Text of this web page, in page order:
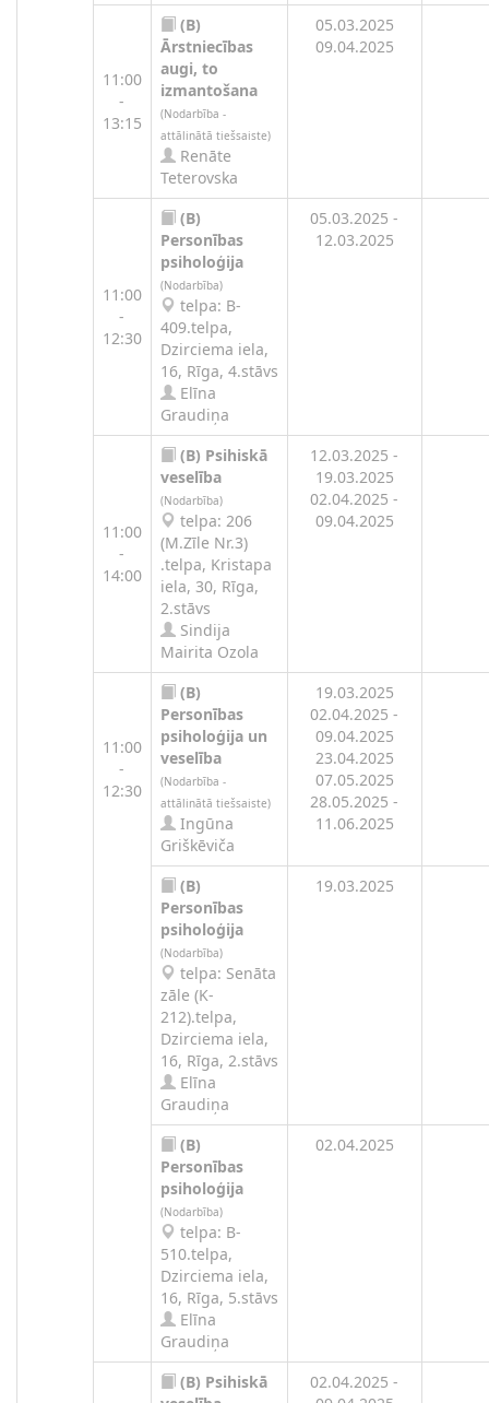
11:00
-
13:15
(B)
Ārstniecības
augi, to
izmantošana
(Nodarbība -
attālinātā tiešsaiste)
Renāte
Teterovska
05.03.2025
09.04.2025
11:00
-
12:30
(B)
Personības
psiholoģija
(Nodarbība)
telpa: B-
409.telpa,
Dzirciema iela,
16, Rīga, 4.stāvs
Elīna
Graudiņa
05.03.2025 -
12.03.2025
11:00
-
14:00
(B) Psihiskā
veselība
(Nodarbība)
telpa: 206
(M.Zīle Nr.3)
.telpa, Kristapa
iela, 30, Rīga,
2.stāvs
Sindija
Mairita Ozola
12.03.2025 -
19.03.2025
02.04.2025 -
09.04.2025
11:00
-
12:30
(B)
Personības
psiholoģija un
veselība
(Nodarbība -
attālinātā tiešsaiste)
Ingūna
Griškēviča
19.03.2025
02.04.2025 -
09.04.2025
23.04.2025
07.05.2025
28.05.2025 -
11.06.2025
(B)
Personības
psiholoģija
(Nodarbība)
telpa: Senāta
zāle (K-
212).telpa,
Dzirciema iela,
16, Rīga, 2.stāvs
Elīna
Graudiņa
19.03.2025
(B)
Personības
psiholoģija
(Nodarbība)
telpa: B-
510.telpa,
Dzirciema iela,
16, Rīga, 5.stāvs
Elīna
Graudiņa
02.04.2025
(B) Psihiskā
02.04.2025 -